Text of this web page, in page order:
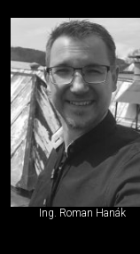
Ing. Roman Hanák